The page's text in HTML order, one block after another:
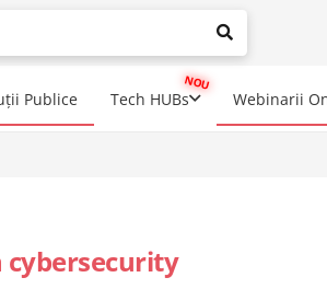
When autocomplete results are
Publice Tech HUBs Webinarii
cybersecurity